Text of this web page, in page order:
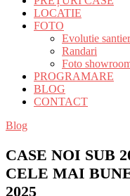
LOCATIE
FOTO
Evolutie santier
Randari
Foto
PROGRAMARE
BLOG
CONTACT
Blog
CASE NOI SUB
CELE MAI
2025